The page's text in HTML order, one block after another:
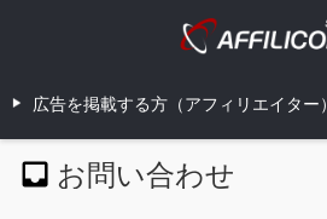
広告を掲載する方（アフィリエイター）
お問い合わせ